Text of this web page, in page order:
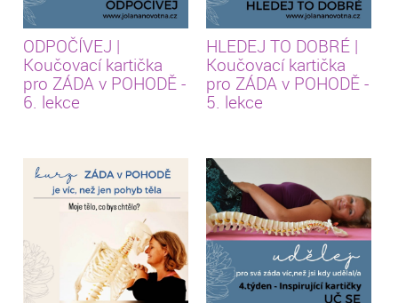
ODPOČÍVEJ |
Koučovací kartička
pro ZÁDA v POHODĚ -
6. lekce
HLEDEJ TO DOBRÉ |
Koučovací kartička
pro ZÁDA v POHODĚ -
5. lekce